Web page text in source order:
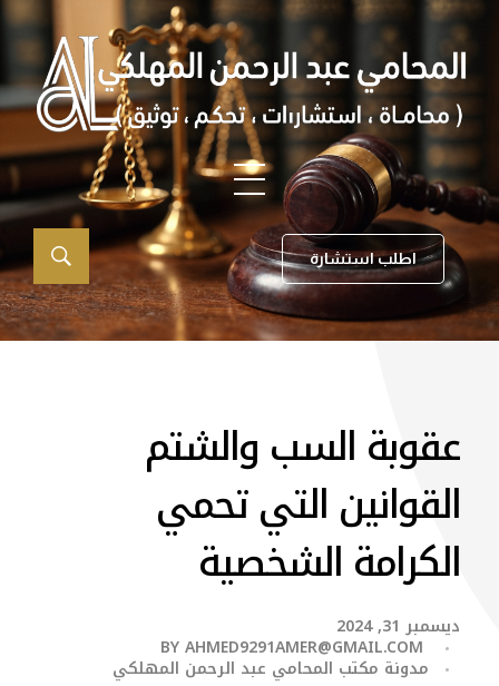
اطلب استشارة
عقوبة السب والشتم
القوانين التي تحمي
الكرامة الشخصية
ديسمبر 31, 2024
BYAHMED9291AMER@GMAIL.COM
مدونة مكتب المحامي عبد الرحمن المهلكي